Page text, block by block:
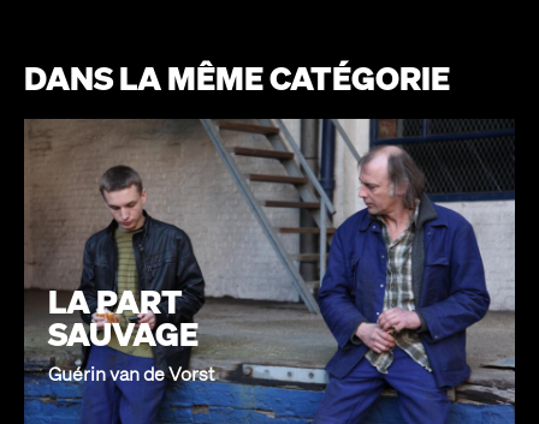
DANS LA MÊME CATÉGORIE
LA PART
SAUVAGE
Guérin van de Vorst